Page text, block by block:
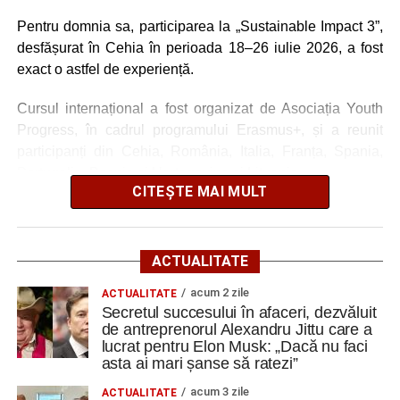
Competențele dobândite în cadrul acestor mobilități vor fi
valorificate în activitatea didactică de la clasă, contribuind
la realizarea unor lecții mai interactive, mai atractive și
mai eficiente. De asemenea, experiența acumulată va
permite diversificarea ofertei educaționale a colegiului
prin extinderea paletei de discipline opționale, adaptate
Pentru domnia sa, participarea la „Sustainable Impact 3”,
desfășurat în Cehia în perioada 18–26 iulie 2026, a fost
exact o astfel de experiență.
Cursul internațional a fost organizat de Asociația Youth
Progress, în cadrul programului Erasmus+, și a reunit
Portugalia, Bosnia și Herțegovina și Lituania.
Din România au participat trei persoane, iar Nicoletta -
Gimnazială nr.3 Cugir) a avut bucuria de a reprezenta țara
în această experiență europeană dedicată sustenabilității
și educației prin metode non-formale.
O călătorie care a început înainte de plecare
„Experiența noastră a început încă înainte de a ajunge în
CITEȘTE MAI MULT
ACTUALITATE
ACTUALITATE acum 2 zile
Secretul succesului în afaceri, dezvăluit
de antreprenorul Alexandru Jittu care a
lucrat pentru Elon Musk: „Dacă nu faci
asta ai mari șanse să ratezi”
ACTUALITATE acum 3 zile